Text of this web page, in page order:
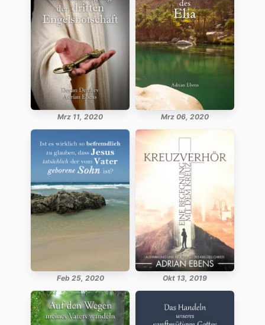
Mrz 11, 2020 Mrz 06, 2020
Feb 25, 2020 Okt 13, 2019